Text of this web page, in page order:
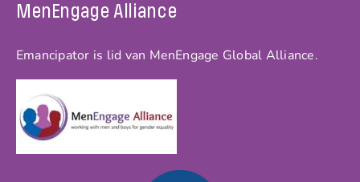
MenEngage Alliance
Emancipator is lid van MenEngage Global Alliance.